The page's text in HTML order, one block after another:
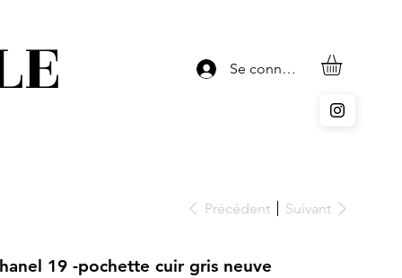
Se connecter
Précédent Suivant
19 -pochette cuir gris neuve